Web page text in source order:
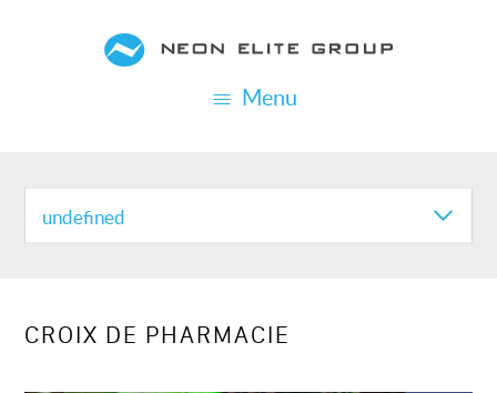
Menu
REALISATION
CATEGORIES
undefined
CROIX DE PHARMACIE